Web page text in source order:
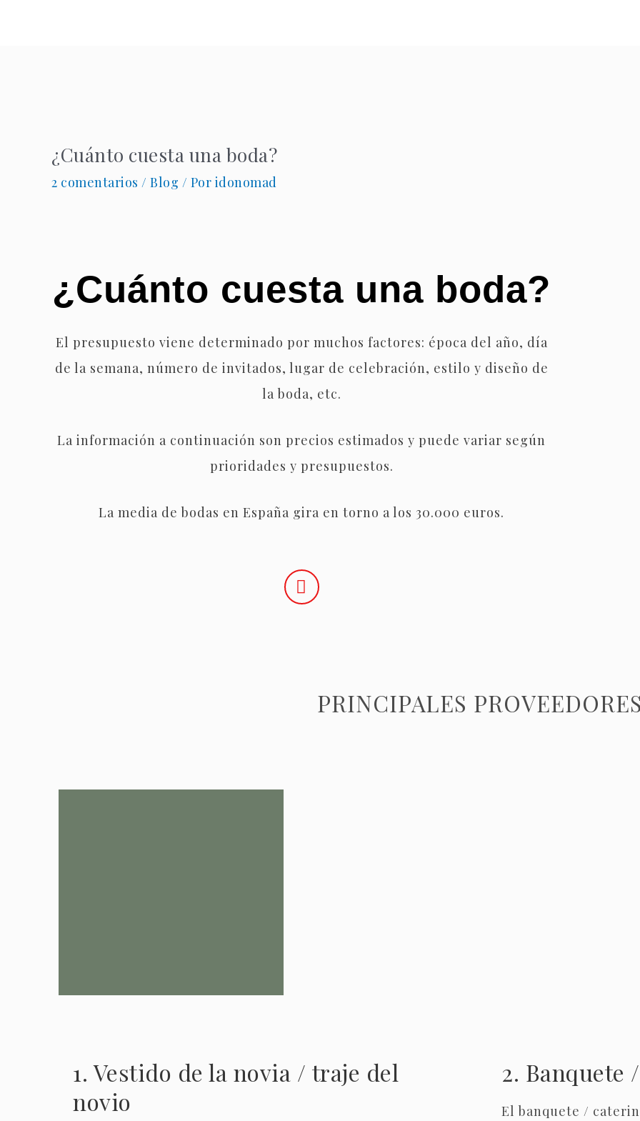
¿Cuánto cuesta una boda?
2 comentarios / Blog / Por idonomad
¿Cuánto cuesta una boda?
El presupuesto viene determinado por muchos factores: época del año, día
de la semana, número de invitados, lugar de celebración, estilo y diseño de
la boda, etc.
La información a continuación son precios estimados y puede variar según
prioridades y presupuestos.
La media de bodas en España gira en torno a los 30.000 euros.
PRINCIPALES
1. Vestido de la novia / traje del
novio
2. Banquete
El banquete /